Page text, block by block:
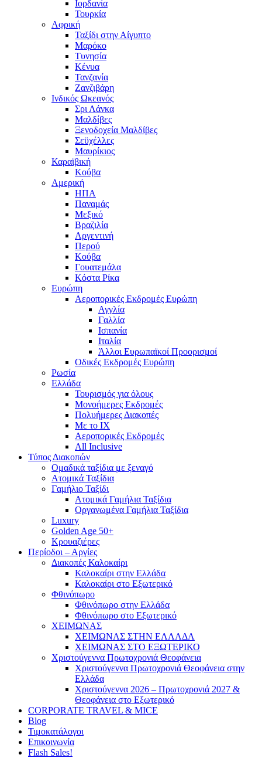
Ιορδανία
Τουρκία
Αφρική
Ταξίδι στην Αίγυπτο
Μαρόκο
Τυνησία
Κένυα
Τανζανία
Ζανζιβάρη
Ινδικός Ωκεανός
Σρι Λάνκα
Μαλδίβες
Ξενοδοχεία Μαλδίβες
Σεϋχέλλες
Μαυρίκιος
Καραϊβική
Κούβα
Αμερική
ΗΠΑ
Παναμάς
Μεξικό
Βραζιλία
Αργεντινή
Περού
Κούβα
Γουατεμάλα
Κόστα Ρίκα
Ευρώπη
Αεροπορικές Εκδρομές Ευρώπη
Αγγλία
Γαλλία
Ισπανία
Ιταλία
Άλλοι Ευρωπαϊκοί Προορισμοί
Οδικές Εκδρομές Ευρώπη
Ρωσία
Ελλάδα
Τουρισμός για όλους
Mονοήμερες Εκδρομές
Πολυήμερες Διακοπές
Με το ΙΧ
Αεροπορικές Εκδρομές
All Inclusive
Τύπος Διακοπών
Ομαδικά ταξίδια με ξεναγό
Ατομικά Ταξίδια
Γαμήλιο Ταξίδι
Ατομικά Γαμήλια Ταξίδια
Οργανωμένα Γαμήλια Ταξίδια
Luxury
Golden Age 50+
Κρουαζιέρες
Περίοδοι – Αργίες
Διακοπές Καλοκαίρι
Καλοκαίρι στην Ελλάδα
Καλοκαίρι στο Εξωτερικό
Φθινόπωρο
Φθινόπωρο στην Ελλάδα
Φθινόπωρο στο Εξωτερικό
ΧΕΙΜΩΝΑΣ
ΧΕΙΜΩΝΑΣ ΣΤΗΝ ΕΛΛΑΔΑ
ΧΕΙΜΩΝΑΣ ΣΤΟ ΕΞΩΤΕΡΙΚΟ
Χριστούγεννα Πρωτοχρονιά Θεοφάνεια
Χριστούγεννα Πρωτοχρονιά Θεοφάνεια στην
Ελλάδα
Χριστούγεννα 2026 – Πρωτοχρονιά 2027 &
Θεοφάνεια στο Εξωτερικό
CORPORATE TRAVEL & MICE
Blog
Τιμοκατάλογοι
Επικοινωνία
Flash Sales!